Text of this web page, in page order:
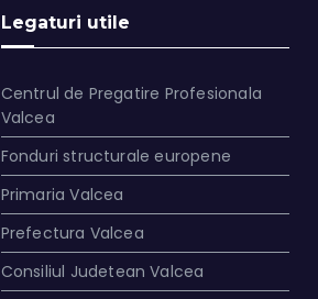
Legaturi utile
Centrul de Pregatire Profesionala
Valcea
Fonduri structurale europene
Primaria Valcea
Prefectura Valcea
Consiliul Judetean Valcea